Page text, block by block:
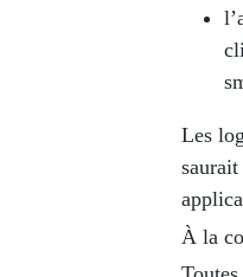
Les
À la